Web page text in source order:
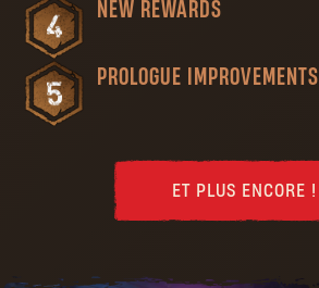
NEW REWARDS
PROLOGUE IMPROVEMENTS
ET PLUS ENCORE !